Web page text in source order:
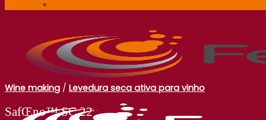
Wine making / Levedura seca ativa para vinho
SafŒno™ SC 22